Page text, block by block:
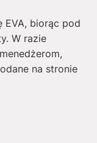
EVA, biorąc pod
W razie
na stronie